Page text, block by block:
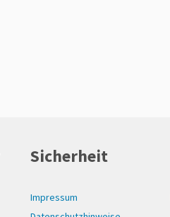
Sicherheit
Impressum